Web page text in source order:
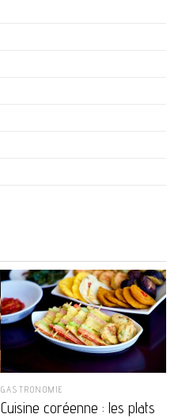
GASTRONOMIE
Cuisine coréenne : les plats